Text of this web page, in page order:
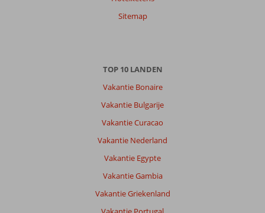
Sitemap
TOP 10 LANDEN
Vakantie Bonaire
Vakantie Bulgarije
Vakantie Curacao
Vakantie Nederland
Vakantie Egypte
Vakantie Gambia
Vakantie Griekenland